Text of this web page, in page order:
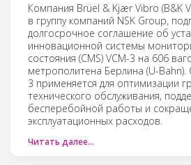
Компания Brüel & Kjær Vibro (B&K
в группу компаний NSK Group,
долгосрочное соглашение об
инновационной системы
состояния (CMS) VCM-3 на 606
метрополитена Берлина (U-Bahn).
3 применяется для оптимизации
технического обслуживания,
бесперебойной работы и
эксплуатационных расходов.
Читать далее…